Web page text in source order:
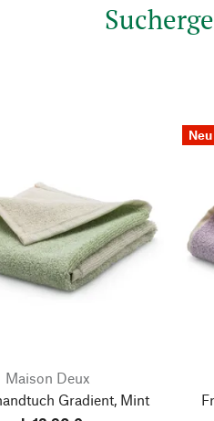
Maison Deux
Gradient, Mint
Neu